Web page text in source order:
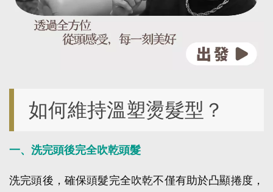
如何維持溫塑燙髮型？
一、洗完頭後完全吹乾頭髮
洗完頭後，確保頭髮完全吹乾不僅有助於凸顯捲度，